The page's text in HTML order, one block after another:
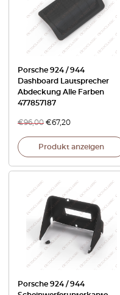
Porsche 924 / 944
Dashboard Lautsprecher
Abdeckung Alle Farben
477857187
€96,00 €67,20
Produkt anzeigen
Porsche 924 / 944